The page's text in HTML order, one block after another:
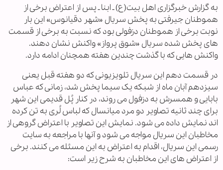
به گزارش خبرگزاری اهل بیت‏(ع) ـ ابنا ـ پس از اعتراض برخی از
هموطنان جیرفتی به پخش سریال «شهر دقیانوس» این بار
نوبت برخی از هموطنان دزفولی بود که نسبت به برخی از قسمت
های پخش شده سریال «شوق پرواز» واکنش نشان دهند.
واکنش هایی که با گذشت چندین هفته همچنان ادامه دارد.
در قسمت دهم این سریال تلویزیونی که دو هفته قبل یعنی
سیزدهم آبان ماه از شبکه یک سیما پخش شد، زمانی که عباس
بابایی و همسرش به دزفول می روند، در کنار پُل قدیمی این شهر
برای چند ثانیه تصاویر دو مرد میانسال که لباس لُری به تن کرده
اند نمایش داده می شود. نمایش این تصاویر با اعتراض گروهی از
مخاطبان این سریال مواجه می شود و آنها با مراجعه به سایت
رسمی این سریال، اقدام به اعتراض به این مسئله می کنند. برخی
از اعتراض های این مخاطبان به شرح زیر است: